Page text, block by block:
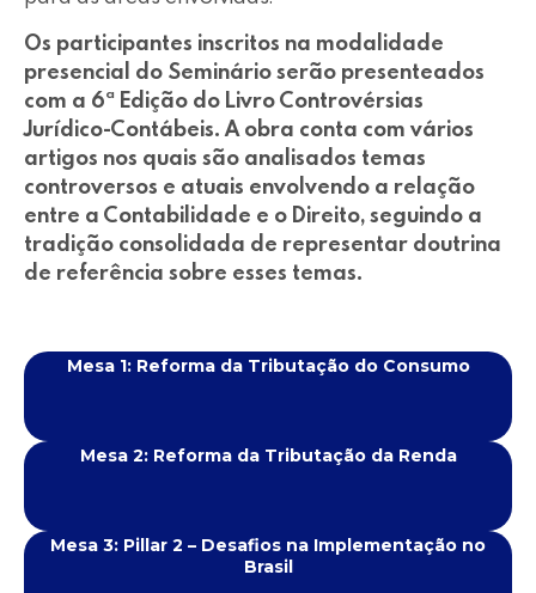
Os participantes inscritos na modalidade
presencial do Seminário serão presenteados
com a 6ª Edição do Livro Controvérsias
Jurídico-Contábeis. A obra conta com vários
artigos nos quais são analisados temas
controversos e atuais envolvendo a relação
entre a Contabilidade e o Direito, seguindo a
tradição consolidada de representar doutrina
de referência sobre esses temas.
Mesa 1: Reforma da Tributação do Consumo
Mesa 2: Reforma da Tributação da Renda
Mesa 3: Pillar 2 – Desafios na Implementação no
Brasil